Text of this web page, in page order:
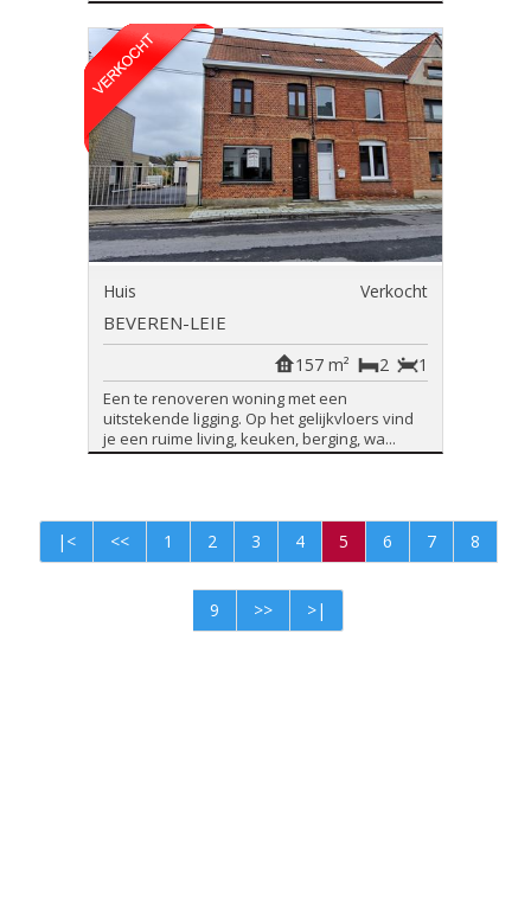
Huis Verkocht
BEVEREN-LEIE
1
2
157 m²
Een te renoveren woning met een
uitstekende ligging. Op het gelijkvloers vind
je een ruime living, keuken, berging, wa...
|< << 1 2 3 4 5 6 7 8
9 >> >|